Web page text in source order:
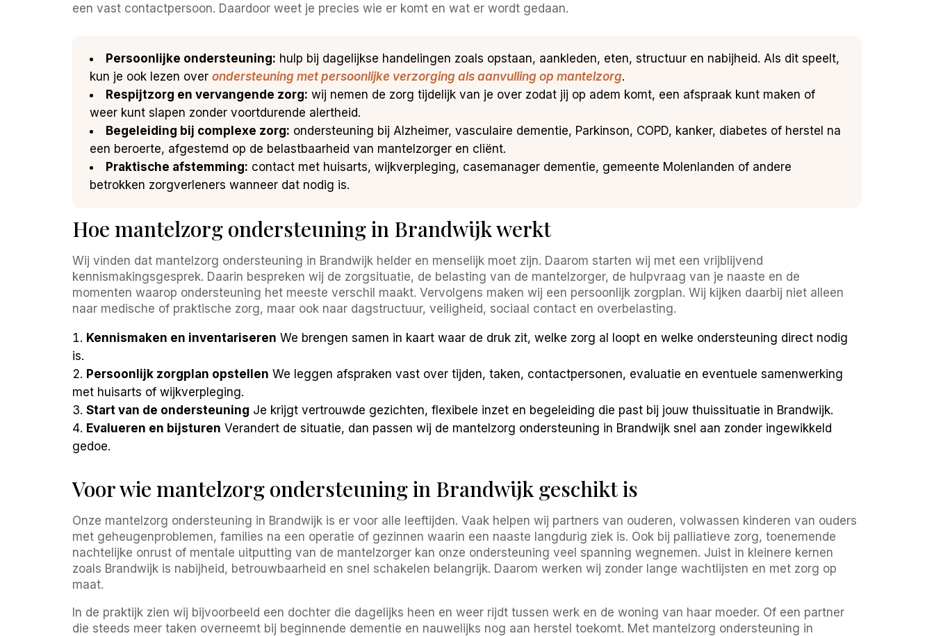
een vast contactpersoon. Daardoor weet je precies wie er komt en wat er wordt gedaan.
Persoonlijke ondersteuning: hulp bij dagelijkse handelingen zoals opstaan, aankleden, eten, structuur en nabijheid. Als dit speelt,
kun je ook lezen over ondersteuning met persoonlijke verzorging als aanvulling op mantelzorg.
Respijtzorg en vervangende zorg: wij nemen de zorg tijdelijk van je over zodat jij op adem komt, een afspraak kunt maken of
weer kunt slapen zonder voortdurende alertheid.
Begeleiding bij complexe zorg: ondersteuning bij Alzheimer, vasculaire dementie, Parkinson, COPD, kanker, diabetes of herstel na
een beroerte, afgestemd op de belastbaarheid van mantelzorger en cliënt.
Praktische afstemming: contact met huisarts, wijkverpleging, casemanager dementie, gemeente Molenlanden of andere
betrokken zorgverleners wanneer dat nodig is.
Hoe mantelzorg ondersteuning in Brandwijk werkt
Wij vinden dat mantelzorg ondersteuning in Brandwijk helder en menselijk moet zijn. Daarom starten wij met een vrijblijvend
kennismakingsgesprek. Daarin bespreken wij de zorgsituatie, de belasting van de mantelzorger, de hulpvraag van je naaste en de
momenten waarop ondersteuning het meeste verschil maakt. Vervolgens maken wij een persoonlijk zorgplan. Wij kijken daarbij niet alleen
naar medische of praktische zorg, maar ook naar dagstructuur, veiligheid, sociaal contact en overbelasting.
Kennismaken en inventariseren We brengen samen in kaart waar de druk zit, welke zorg al loopt en welke ondersteuning direct nodig
is.
Persoonlijk zorgplan opstellen We leggen afspraken vast over tijden, taken, contactpersonen, evaluatie en eventuele samenwerking
met huisarts of wijkverpleging.
Start van de ondersteuning Je krijgt vertrouwde gezichten, flexibele inzet en begeleiding die past bij jouw thuissituatie in Brandwijk.
Evalueren en bijsturen Verandert de situatie, dan passen wij de mantelzorg ondersteuning in Brandwijk snel aan zonder ingewikkeld
gedoe.
Voor wie mantelzorg ondersteuning in Brandwijk geschikt is
Onze mantelzorg ondersteuning in Brandwijk is er voor alle leeftijden. Vaak helpen wij partners van ouderen, volwassen kinderen van ouders
met geheugenproblemen, families na een operatie of gezinnen waarin een naaste langdurig ziek is. Ook bij palliatieve zorg, toenemende
nachtelijke onrust of mentale uitputting van de mantelzorger kan onze ondersteuning veel spanning wegnemen. Juist in kleinere kernen
zoals Brandwijk is nabijheid, betrouwbaarheid en snel schakelen belangrijk. Daarom werken wij zonder lange wachtlijsten en met zorg op
maat.
In de praktijk zien wij bijvoorbeeld een dochter die dagelijks heen en weer rijdt tussen werk en de woning van haar moeder. Of een partner
die steeds meer taken overneemt bij beginnende dementie en nauwelijks nog aan herstel toekomt. Met mantelzorg ondersteuning in